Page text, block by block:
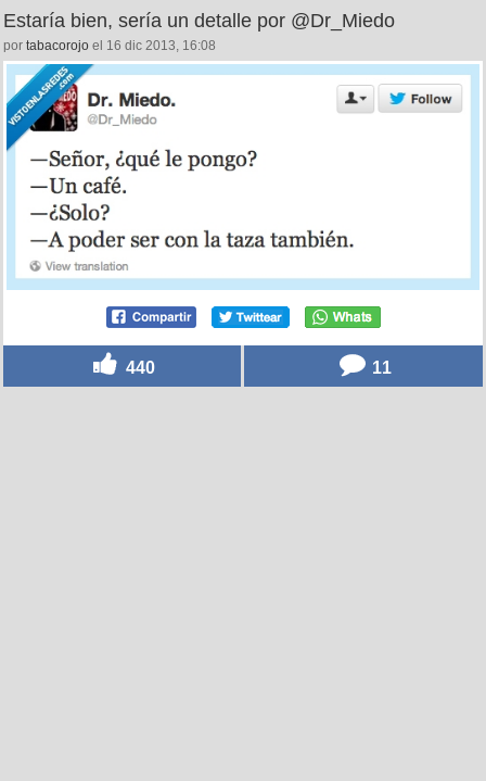
Estaría bien, sería un detalle por @Dr_Miedo
por tabacorojo el 16 dic 2013, 16:08
440 11